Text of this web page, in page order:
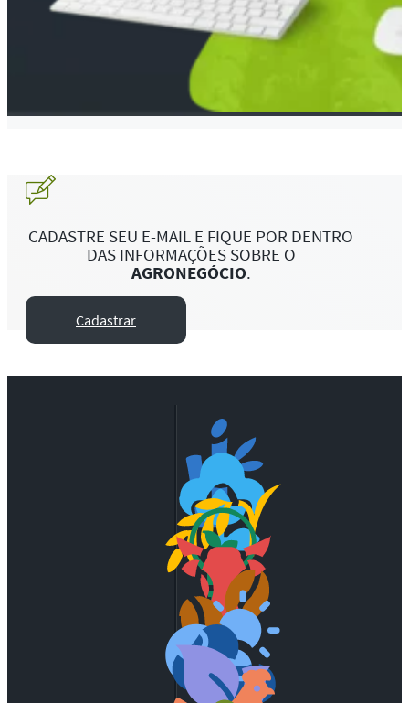
CADASTRE SEU E-MAIL E FIQUE POR DENTRO
DAS INFORMAÇÕES SOBRE O
AGRONEGÓCIO.
Cadastrar